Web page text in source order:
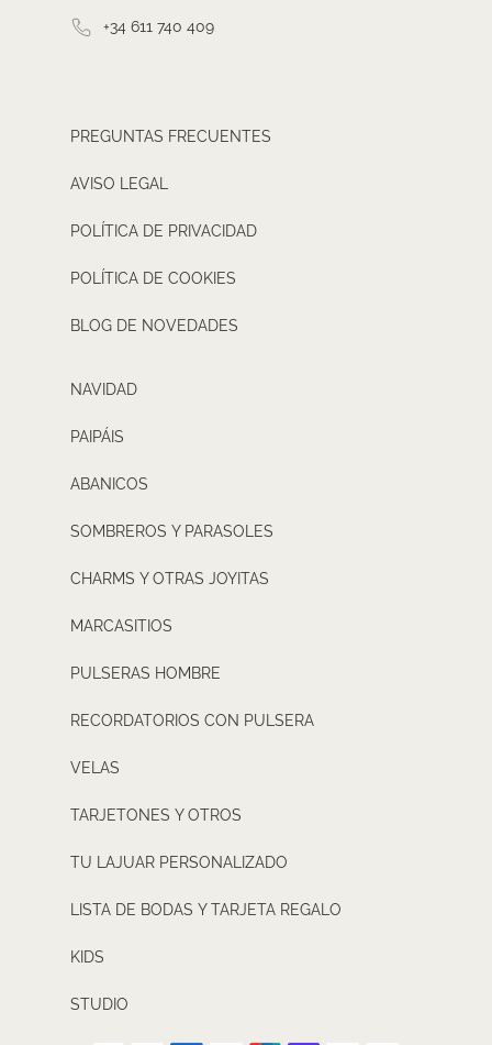
+34 611 740 409
PREGUNTAS FRECUENTES
AVISO LEGAL
POLÍTICA DE PRIVACIDAD
POLÍTICA DE COOKIES
BLOG DE NOVEDADES
NAVIDAD
PAIPÁIS
ABANICOS
SOMBREROS Y PARASOLES
CHARMS Y OTRAS JOYITAS
MARCASITIOS
PULSERAS HOMBRE
RECORDATORIOS CON PULSERA
VELAS
TARJETONES Y OTROS
TU LAJUAR PERSONALIZADO
LISTA DE BODAS Y TARJETA REGALO
KIDS
STUDIO